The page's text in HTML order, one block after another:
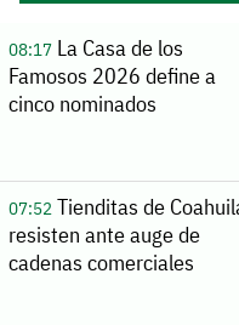
08:17La Casa de los
Famosos 2026 define a
cinco nominados
07:52Tienditas de
resisten ante auge de
cadenas comerciales